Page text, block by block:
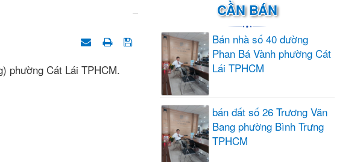
phường Cát Lái TPHCM.
CẦN BÁN
Bán nhà số 40 đường
Phan Bá Vành phường Cát
Lái TPHCM
bán đất số 26 Trương Văn
Bang phường Bình Trưng
TPHCM